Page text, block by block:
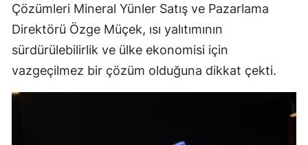
Çözümleri Mineral Yünler Satış ve Pazarlama
Direktörü Özge Müçek, ısı yalıtımının
sürdürülebilirlik ve ülke ekonomisi için
vazgeçilmez bir çözüm olduğuna dikkat çekti.